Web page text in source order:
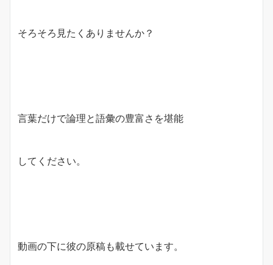
そろそろ見たくありませんか？
言葉だけで論理と語彙の豊富さを堪能
してください。
動画の下に彼の原稿も載せています。